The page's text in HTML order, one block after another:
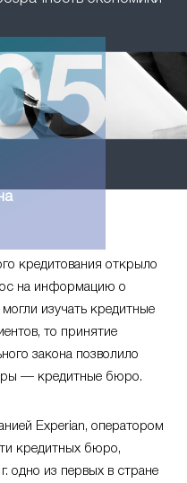
кредитования открыло
на информацию о
изучать кредитные
то принятие
закона позволило
— кредитные бюро.
Experian, оператором
кредитных бюро,
одно из первых в стране